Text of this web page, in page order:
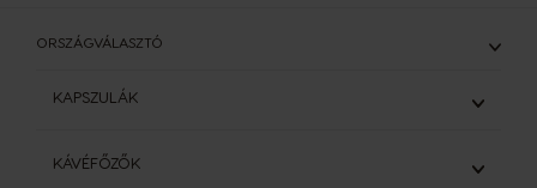
ORSZÁGVÁLASZTÓ
KAPSZULÁK
ESZPRESSZÓK
KÁVÉFŐZŐK